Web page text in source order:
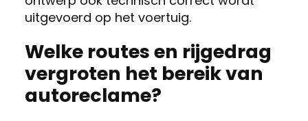
uitgevoerd op het voertuig.
Welke routes en rijgedrag
vergroten het bereik van
autoreclame?